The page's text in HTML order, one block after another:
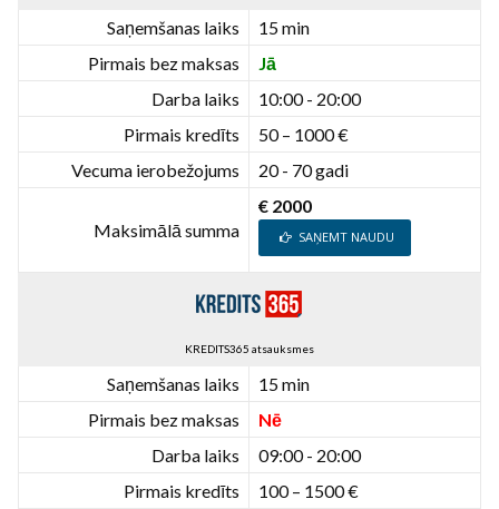
Saņemšanas laiks
15 min
Pirmais bez maksas
Jā
Darba laiks
10:00 - 20:00
Pirmais kredīts
50 – 1000 €
Vecuma ierobežojums
20 - 70 gadi
Maksimālā summa
€ 2000
SAŅEMT NAUDU
KREDITS365 atsauksmes
Saņemšanas laiks
15 min
Pirmais bez maksas
Nē
Darba laiks
09:00 - 20:00
Pirmais kredīts
100 – 1500 €